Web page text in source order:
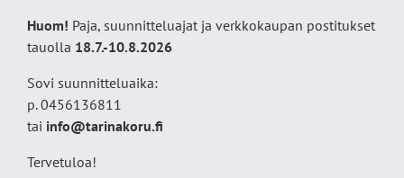
Huom! Paja, suunnitteluajat ja verkkokaupan postitukset
tauolla 18.7.-10.8.2026
Sovi suunnitteluaika:
p. 0456136811
tai info@tarinakoru.fi
Tervetuloa!